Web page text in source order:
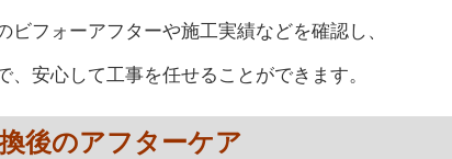
フォーアフターや施工実績などを確認し、
安心して工事を任せることができます。
後のアフターケア